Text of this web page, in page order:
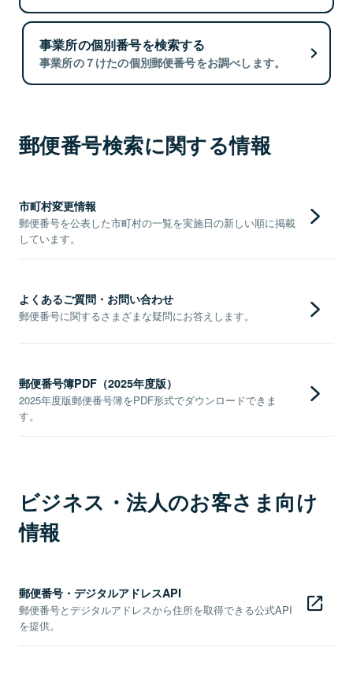
事業所の個別番号を検索する
事業所の７けたの個別郵便番号をお調べします。
郵便番号検索に関する情報
市町村変更情報
郵便番号を公表した市町村の一覧を実施日の新しい順に掲載
しています。
よくあるご質問・お問い合わせ
郵便番号に関するさまざまな疑問にお答えします。
郵便番号簿PDF（2025年度版）
2025年度版郵便番号簿をPDF形式でダウンロードできま
す。
ビジネス・法人のお客さま向け
情報
郵便番号・デジタルアドレスAPI
郵便番号とデジタルアドレスから住所を取得できる公式API
を提供。